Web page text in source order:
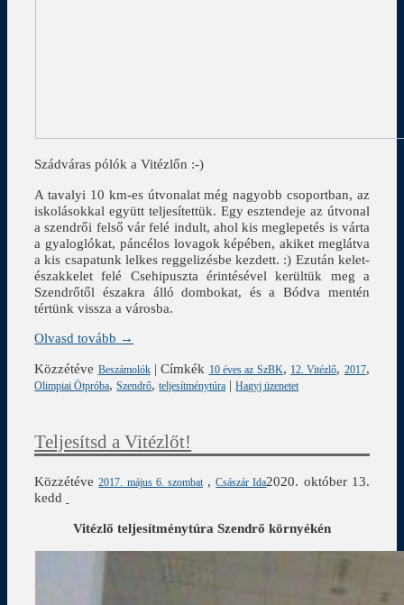
Szádváras pólók a Vitézlőn :-)
A tavalyi 10 km-es útvonalat még nagyobb csoportban, az
iskolásokkal együtt teljesítettük. Egy esztendeje az útvonal
a szendrői felső vár felé indult, ahol kis meglepetés is várta
a gyaloglókat, páncélos lovagok képében, akiket meglátva
a kis csapatunk lelkes reggelizésbe kezdett. :) Ezután kelet-
északkelet felé Csehipuszta érintésével kerültük meg a
Szendrőtől északra álló dombokat, és a Bódva mentén
tértünk vissza a városba.
Olvasd tovább →
Közzétéve Beszámolók|Címkék 10 éves az SzBK, 12. Vitézlő, 2017,
Olimpiai Ötpróba,Szendrő,teljesítménytúra |Hagyj üzenetet
Teljesítsd a Vitézlőt!
Közzétéve2017. május 6. szombat ,Császár Ida2020. október 13.
kedd
Vitézlő teljesítménytúra Szendrő környékén